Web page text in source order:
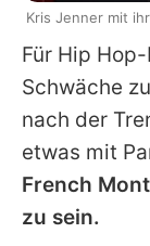
Für Hip
Schwäche
nach der
etwas mit
French
zu sein.
Kris Jenner mit